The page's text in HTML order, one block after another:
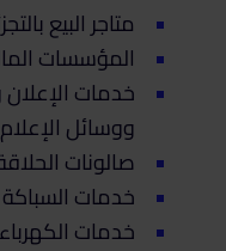
متاجر البيع
المؤسسات
خدمات
ووسائل الإعلام
صالونات
خدمات السباكة
خدمات الكهرباء